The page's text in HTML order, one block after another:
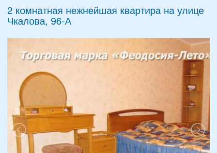
2 комнатная нежнейшая квартира на улице
Чкалова, 96-А